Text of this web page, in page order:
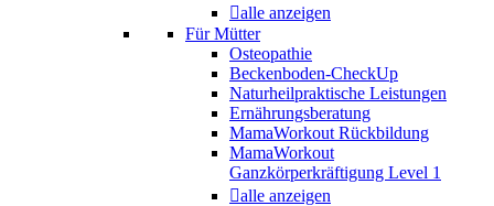
alle anzeigen
Für Mütter
Osteopathie
Beckenboden-CheckUp
Naturheilpraktische Leistungen
Ernährungsberatung
MamaWorkout Rückbildung
MamaWorkout
Ganzkörperkräftigung Level 1
alle anzeigen